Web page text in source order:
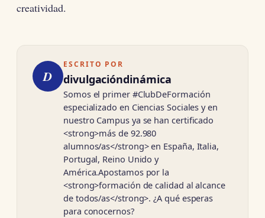
creatividad.
D
ESCRITO POR
divulgacióndinámica
Somos el primer #ClubDeFormación
especializado en Ciencias Sociales y en
nuestro Campus ya se han certificado
<strong>más de 92.980
alumnos/as</strong> en España, Italia,
Portugal, Reino Unido y
América.Apostamos por la
<strong>formación de calidad al alcance
de todos/as</strong>. ¿A qué esperas
para conocernos?